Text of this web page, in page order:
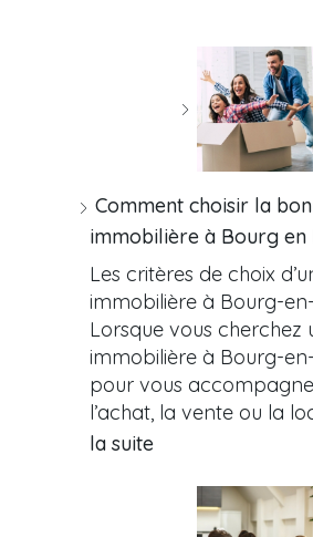
Comment choisir la
immobilière à Bourg en
Les critères de choix
immobilière à Bourg-
Lorsque vous cherchez
immobilière à Bourg-
pour vous
l’achat, la vente ou la
la suite